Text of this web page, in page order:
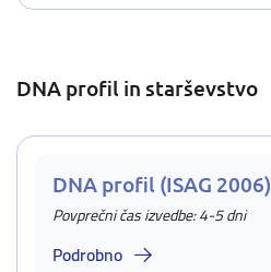
DNA profil in starševstvo
DNA profil (ISAG 2006)
Povprečni čas izvedbe: 4-5 dni
Podrobno